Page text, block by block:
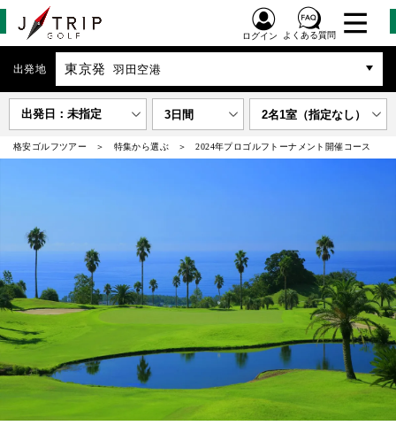
ログイン よくある質問
出発地 東京発 羽田空港
出発日：未指定 3日間 2名1室（指定なし）
格安ゴルフツアー 特集から選ぶ 2024年プロゴルフトーナメント開催コース